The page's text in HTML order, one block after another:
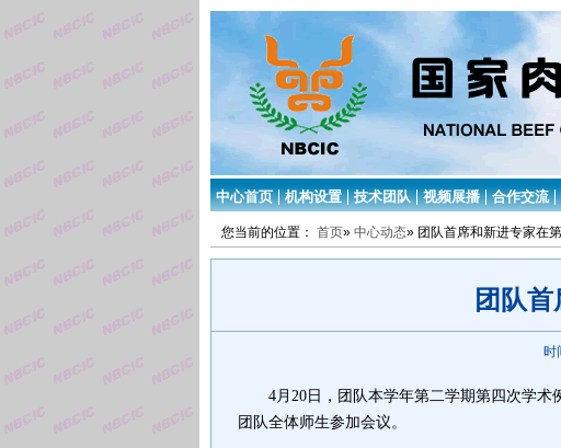
中心首页 机构设置 技术团队 视频展播 合作交流
您当前的位置： 首页» 中心动态» 团队首席和新进专家在
团队
时
4月20日，团队本学年第二学期第四次学术
团队全体师生参加会议。